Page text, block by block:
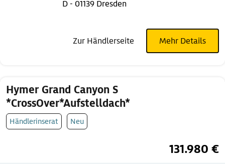
D - 01139 Dresden
Zur Händlerseite Mehr Details
Hymer Grand Canyon S
*CrossOver*Aufstelldach*
Händlerinserat Neu
131.980 €